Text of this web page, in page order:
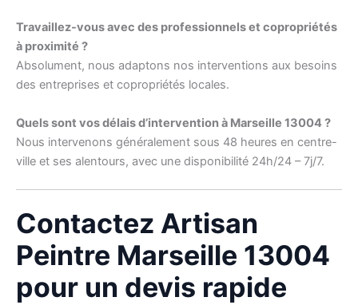
Travaillez-vous avec des professionnels et copropriétés
à proximité ?
Absolument, nous adaptons nos interventions aux besoins
des entreprises et copropriétés locales.
Quels sont vos délais d’intervention à Marseille 13004 ?
Nous intervenons généralement sous 48 heures en centre-
ville et ses alentours, avec une disponibilité 24h/24 – 7j/7.
Contactez Artisan
Peintre Marseille 13004
pour un devis rapide